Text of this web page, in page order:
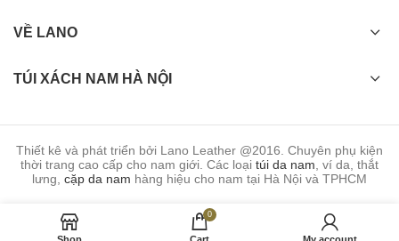
VỀ LANO
TÚI XÁCH NAM HÀ NỘI
Thiết kê và phát triển bởi Lano Leather @2016. Chuyên phụ kiện
thời trang cao cấp cho nam giới. Các loại túi da nam, ví da, thắt
lưng, cặp da nam hàng hiệu cho nam tại Hà Nội và TPHCM
0